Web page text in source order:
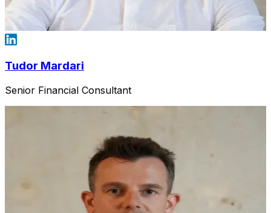
Tudor Mardari
Senior Financial Consultant